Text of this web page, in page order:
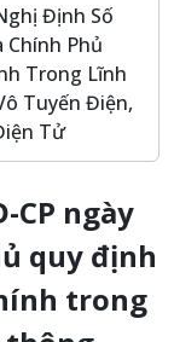
Định Số
Chính Phủ
Trong Lĩnh
Tuyến Điện,
Tử
CP ngày
quy định
trong